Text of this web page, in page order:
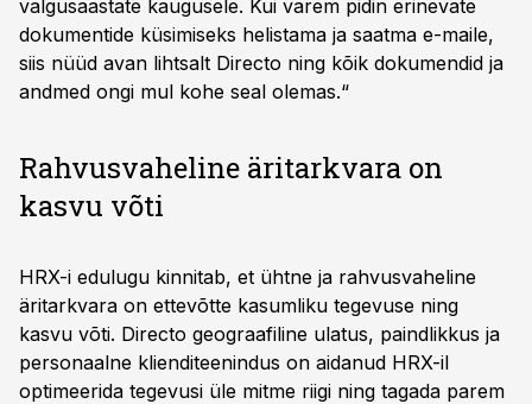
valgusaastate kaugusele. Kui varem pidin erinevate
dokumentide küsimiseks helistama ja saatma e-maile,
siis nüüd avan lihtsalt Directo ning kõik dokumendid ja
andmed ongi mul kohe seal olemas.“
Rahvusvaheline äritarkvara on
kasvu võti
HRX-i edulugu kinnitab, et ühtne ja rahvusvaheline
äritarkvara on ettevõtte kasumliku tegevuse ning
kasvu võti. Directo geograafiline ulatus, paindlikkus ja
personaalne klienditeenindus on aidanud HRX-il
optimeerida tegevusi üle mitme riigi ning tagada parem